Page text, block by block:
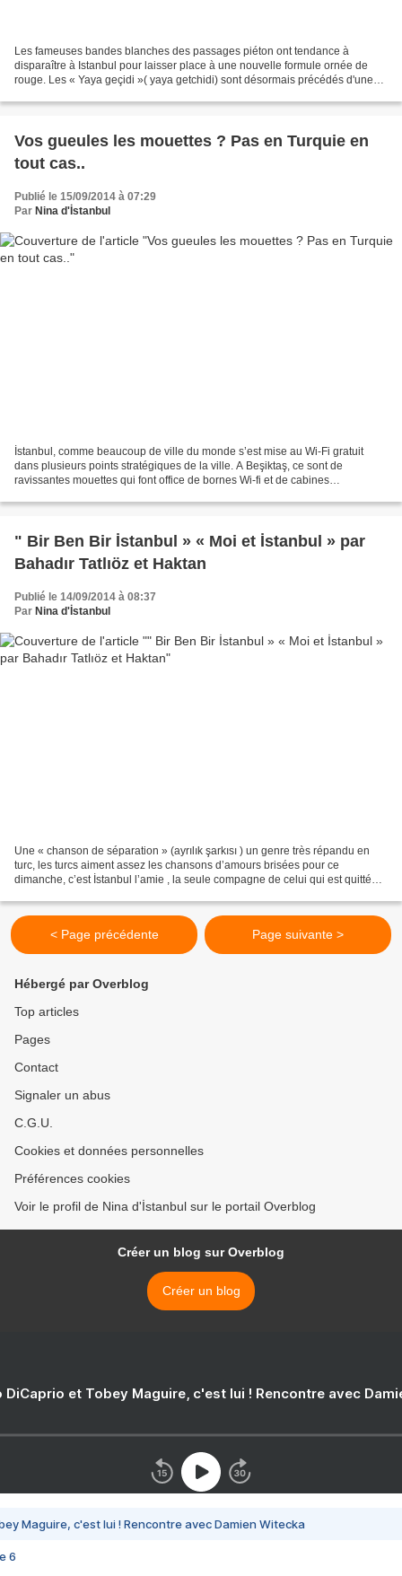
Les fameuses bandes blanches des passages piéton ont tendance à
disparaître à Istanbul pour laisser place à une nouvelle formule ornée de
rouge. Les « Yaya geçidi »( yaya getchidi) sont désormais précédés d'une
Vos gueules les mouettes ? Pas en Turquie en
tout cas..
Publié le 15/09/2014 à 07:29
Par Nina d'İstanbul
İstanbul, comme beaucoup de ville du monde s’est mise au Wi-Fi gratuit
dans plusieurs points stratégiques de la ville. A Beşiktaş, ce sont de
ravissantes mouettes qui font office de bornes Wi-fi et de cabines
" Bir Ben Bir İstanbul » « Moi et İstanbul » par
Bahadır Tatlıöz et Haktan
Publié le 14/09/2014 à 08:37
Par Nina d'İstanbul
Une « chanson de séparation » (ayrılık şarkısı ) un genre très répandu en
turc, les turcs aiment assez les chansons d’amours brisées pour ce
dimanche, c’est İstanbul l’amie , la seule compagne de celui qui est quitté…
< Page précédente Page suivante >
Hébergé par Overblog
Top articles
Pages
Contact
Signaler un abus
C.G.U.
Cookies et données personnelles
Préférences cookies
Voir le profil de Nina d'İstanbul sur le portail Overblog
Créer un blog sur Overblog
Créer un blog
DiCaprio et Tobey Maguire, c'est lui ! Rencontre avec
Maguire, c'est lui ! Rencontre avec Damien Witecka
6